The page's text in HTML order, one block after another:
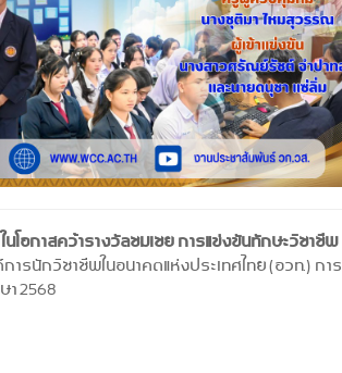
ในโอกาสคว้ารางวัลชมเชย การแข่งขันทักษะวิชาชีพ
รนักวิชาชีพในอนาคตแห่งประเทศไทย (อวท.) การ
2568